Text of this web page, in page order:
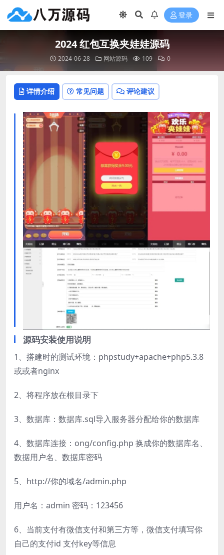
登录
2024 红包互换夹娃娃源码
2024-06-28 网站源码 109 0
详情介绍 常见问题 评论建议
源码安装使用说明
1、搭建时的测试环境：phpstudy+apache+php5.3.8
或或者nginx
2、将程序放在根目录下
3、数据库：数据库.sql导入服务器分配给你的数据库
4、数据库连接：ong/config.php 换成你的数据库名、
数据用户名、数据库密码
5、http://你的域名/admin.php
用户名：admin 密码：123456
6、当前支付有微信支付和第三方等，微信支付填写你
自己的支付id 支付key等信息